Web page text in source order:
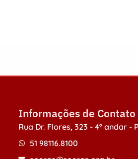
Informações de Contato
Rua Dr. Flores, 323 - 4º andar -
51 98116.8100